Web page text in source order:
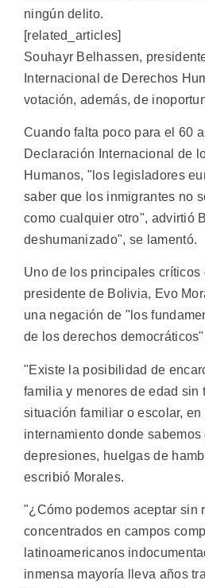
ningún delito.
[related_articles]
Souhayr Belhassen,
Internacional de Derechos
votación, además, de
Cuando falta poco para el 60
Declaración Internacional de
Humanos, "los legisladores
saber que los inmigrantes no
como cualquier otro", advirtió
deshumanizado", se lamentó.
Uno de los principales críticos
presidente de Bolivia, Evo
una negación de "los
de los derechos
"Existe la posibilidad de
familia y menores de edad sin
situación familiar o escolar, en
internamiento donde sabemos
depresiones, huelgas de
escribió Morales.
"¿Cómo podemos aceptar sin
concentrados en campos
latinoamericanos
inmensa mayoría lleva años